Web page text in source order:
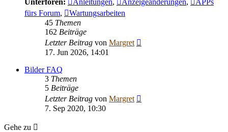
fürs Forum,
Wartungsarbeiten
45 Themen
162 Beiträge
Letzter Beitrag von Margret
17. Jun 2026, 14:01
Bilder FAQ
3 Themen
5 Beiträge
Letzter Beitrag von Margret
7. Sep 2020, 10:30
Gehe zu